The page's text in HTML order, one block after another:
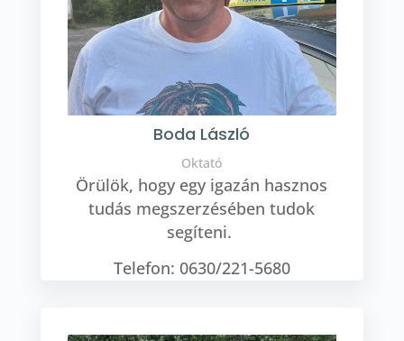
Boda László
Oktató
Örülök, hogy egy igazán hasznos
tudás megszerzésében tudok
segíteni.
Telefon: 0630/221-5680